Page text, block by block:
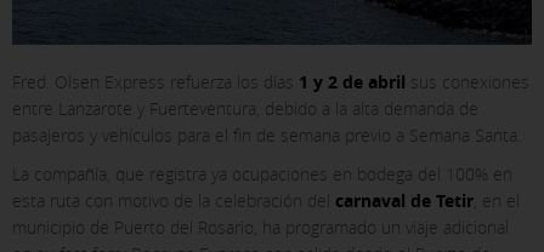
Fred. Olsen Express refuerza los días 1 y 2 de abril sus conexiones
entre Lanzarote y Fuerteventura, debido a la alta demanda de
pasajeros y vehículos para el fin de semana previo a Semana Santa.
La compañía, que registra ya ocupaciones en bodega del 100% en
esta ruta con motivo de la celebración del carnaval de Tetir, en el
municipio de Puerto del Rosario, ha programado un viaje adicional
X